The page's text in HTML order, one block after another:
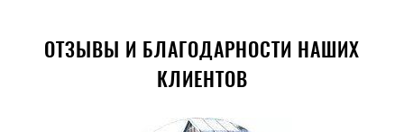
ОТЗЫВЫ И БЛАГОДАРНОСТИ НАШИХ
КЛИЕНТОВ